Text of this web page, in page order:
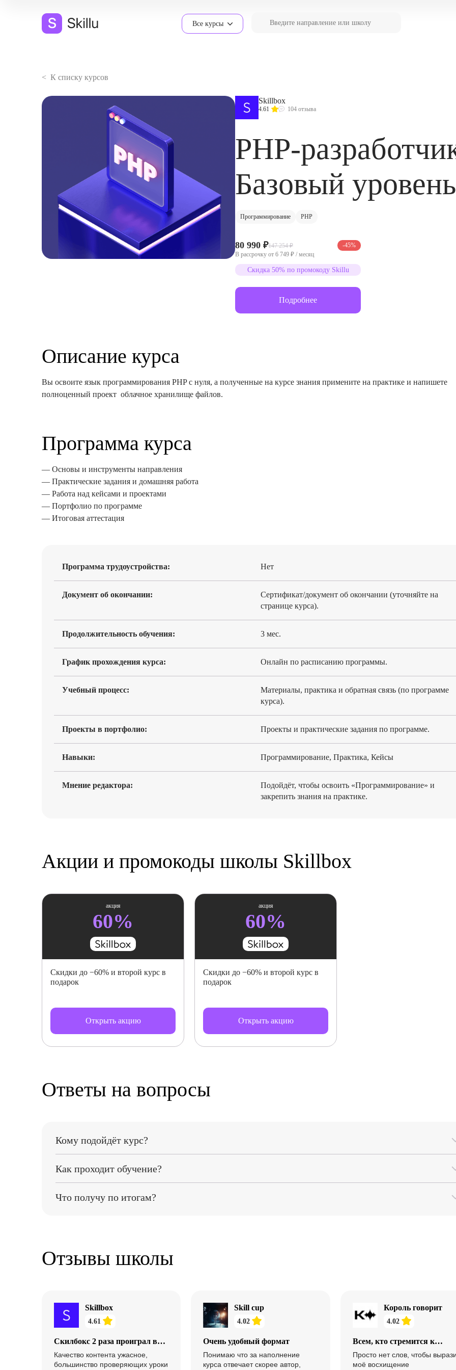
Все курсы
< К списку курсов
Skillbox
4.61 104 отзыва
PHP-
Базовый уровень
Программирование PHP
80 990 ₽147 254 ₽
В рассрочку от 6 749 ₽ / месяц
Скидка 50% по промокоду Skillu
-45%
Подробнее
Описание курса
Вы освоите язык программирования PHP с нуля, а полученные на курсе знания примените на практике и напишете
полноценный проект  облачное хранилище файлов.
Программа курса
— Основы и инструменты направления
— Практические задания и домашняя работа
— Работа над кейсами и проектами
— Портфолио по программе
— Итоговая аттестация
Программа трудоустройства: Нет
Документ об окончании:
Сертификат/документ об окончании (уточняйте на
странице курса).
Продолжительность обучения: 3 мес.
График прохождения курса: Онлайн по расписанию программы.
Учебный процесс:
Материалы, практика и обратная связь (по программе
курса).
Проекты в портфолио: Проекты и практические задания по программе.
Навыки: Программирование, Практика, Кейсы
Мнение редактора:
Подойдёт, чтобы освоить «Программирование» и
закрепить знания на практике.
Акции и промокоды школы Skillbox
акция
60%
Скидки до −60% и второй курс в
подарок
Открыть акцию
акция
60%
Скидки до −60% и второй курс в
подарок
Открыть акцию
Ответы на вопросы
Кому подойдёт курс?
Как проходит обучение?
Что получу по итогам?
Отзывы школы
Skillbox
4.61
Скилбокс 2 раза проиграл в
суде и все еще тянет время,
чтобы не возвращать средства
Качество контента ужасное,
большинство проверяющих уроки
Skill cup
4.02
Очень удобный формат
Понимаю что за наполнение
курса отвечает скорее автор,
Король говорит
4.02
Всем, кто стремится к
совершенству в ораторском
искусстве,
Просто нет слов, чтобы
моё восхищение